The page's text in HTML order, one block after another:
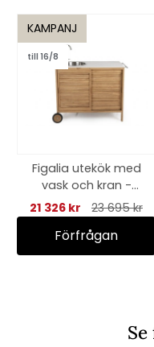
KAMPANJ
till 16/8
Figalia utekök med
vask och kran -
teak/marmorlook
21 326 kr 23 695 kr
Förfrågan